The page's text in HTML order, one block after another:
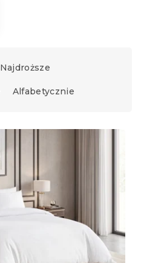
Najdroższe
Alfabetycznie